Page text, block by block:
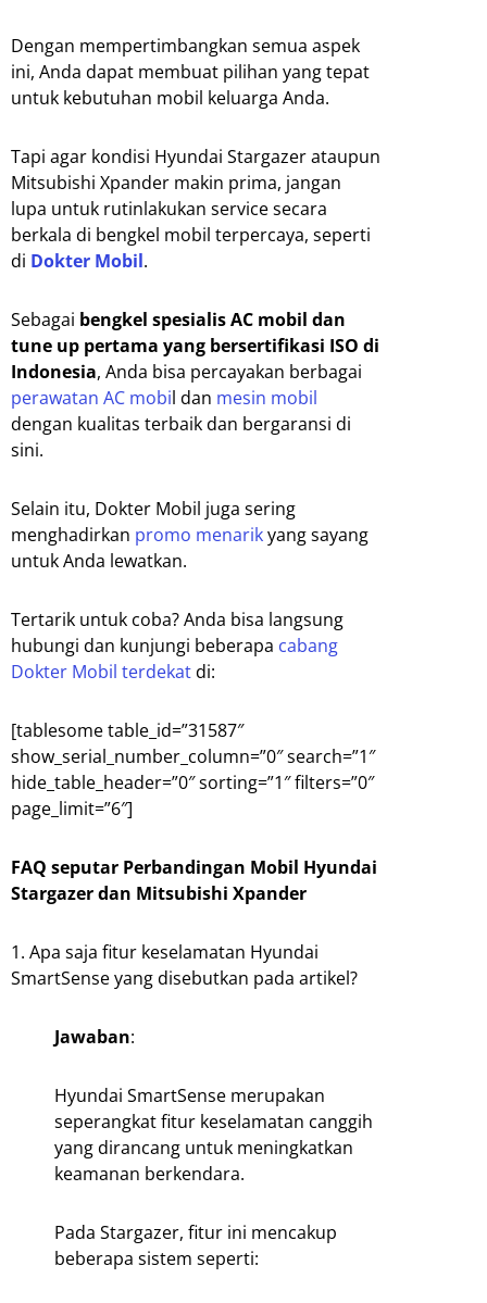
Dengan mempertimbangkan semua aspek
ini, Anda dapat membuat pilihan yang tepat
untuk kebutuhan mobil keluarga Anda.
Tapi agar kondisi Hyundai Stargazer ataupun
Mitsubishi Xpander makin prima, jangan
lupa untuk rutinlakukan service secara
berkala di bengkel mobil terpercaya, seperti
di Dokter Mobil.
Sebagai bengkel spesialis AC mobil dan
tune up pertama yang bersertifikasi ISO di
Indonesia, Anda bisa percayakan berbagai
perawatan AC mobil dan mesin mobil
dengan kualitas terbaik dan bergaransi di
sini.
Selain itu, Dokter Mobil juga sering
menghadirkan promo menarikyang sayang
untuk Anda lewatkan.
Tertarik untuk coba? Anda bisa langsung
hubungi dan kunjungi beberapa cabang
Dokter Mobil terdekatdi:
[tablesome table_id=”31587″
show_serial_number_column=”0″ search=”1″
hide_table_header=”0″ sorting=”1″ filters=”0″
page_limit=”6″]
FAQ seputar Perbandingan Mobil Hyundai
Stargazer dan Mitsubishi Xpander
1. Apa saja fitur keselamatan Hyundai
SmartSense yang disebutkan pada artikel?
Jawaban:
Hyundai SmartSense merupakan
seperangkat fitur keselamatan canggih
yang dirancang untuk meningkatkan
keamanan berkendara.
Pada Stargazer, fitur ini mencakup
beberapa sistem seperti: